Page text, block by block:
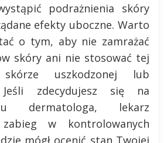
podrażnienia skóry
efekty uboczne. Warto
o tym, aby nie zamrażać
skóry ani nie stosować tej
uszkodzonej lub
Jeśli zdecydujesz się na
dermatologa, lekarz
w kontrolowanych
mógł ocenić stan Twojej